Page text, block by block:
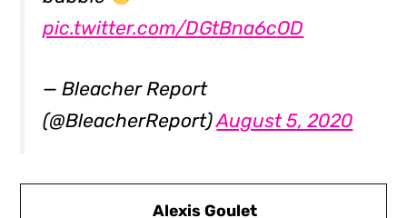
pic.twitter.com/DGtBna6cOD
— Bleacher Report
(@BleacherReport)August 5, 2020
Alexis Goulet